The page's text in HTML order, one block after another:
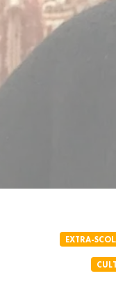
EXTRA-
de recevoir
et vous prenez